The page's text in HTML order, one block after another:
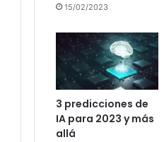
15/02/2023
3 predicciones de
IA para 2023 y más
allá